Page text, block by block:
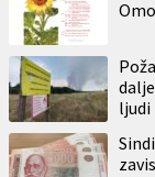
ljudi